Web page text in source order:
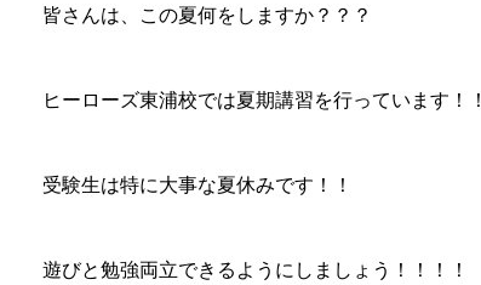
皆さんは、この夏何をしますか？？？
ヒーローズ東浦校では夏期講習を行っています！！
受験生は特に大事な夏休みです！！
遊びと勉強両立できるようにしましょう！！！！